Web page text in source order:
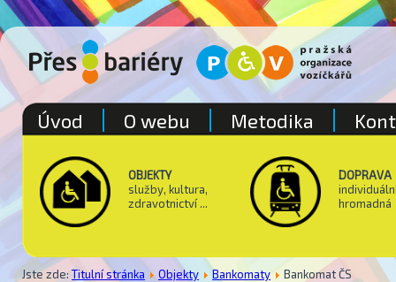
OBJEKTY
služby, kultura,
zdravotnictví ...
DOPRAVA
hromadná
Jste zde: Titulní stránka Objekty Bankomaty Bankomat ČS
Úvod O webu Metodika